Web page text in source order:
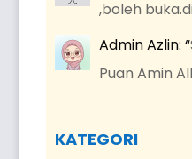
,boleh
Admin Azlin: “
Puan Amin
KATEGORI